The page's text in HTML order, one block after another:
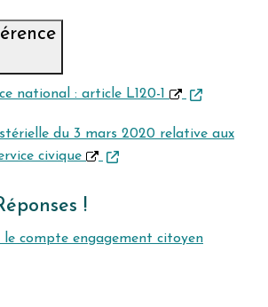
national : article L120-1
du 3 mars 2020 relative aux
civique
!
le compte engagement citoyen